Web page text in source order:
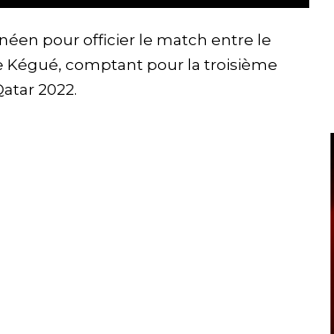
pour officier le match entre le
Kégué, comptant pour la troisième
2022.